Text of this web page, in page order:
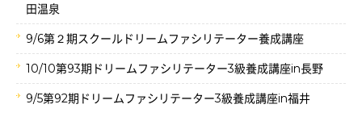
田温泉
9/6第２期スクールドリームファシリテーター養成講座
10/10第93期ドリームファシリテーター3級養成講座in長野
9/5第92期ドリームファシリテーター3級養成講座in福井